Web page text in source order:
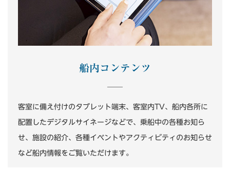
船内コンテンツ
客室に備え付けのタブレット端末、客室内TV、船内各所に
配置したデジタルサイネージなどで、乗船中の各種お知ら
せ、施設の紹介、各種イベントやアクティビティのお知らせ
など船内情報をご覧いただけます。